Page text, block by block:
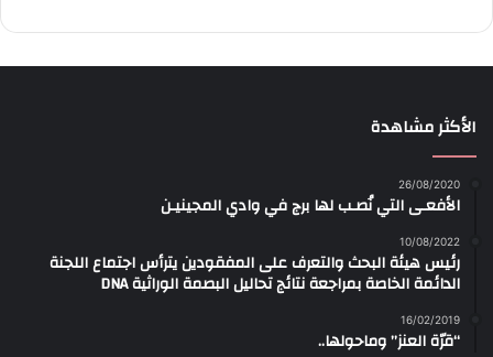
الأكثر مشاهدة
26/08/2020
الأفعـى التي نُصـب لها برج في وادي المجينيـن
10/08/2022
رئيس هيئة البحث والتعرف على المفقودين يترأس اجتماع اللجنة
الدائمة الخاصة بمراجعة نتائج تحاليل البصمة الوراثية DNA
16/02/2019
“قرّة العنز” وماحولها..